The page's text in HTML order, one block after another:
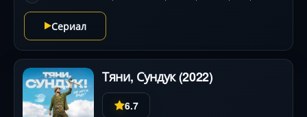
Сериал
Тяни, Сундук (2022)
6.7